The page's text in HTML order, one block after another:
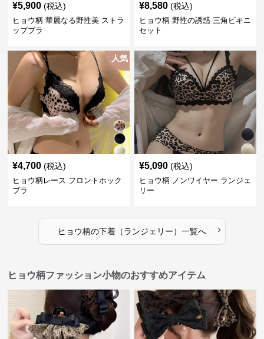
¥5,900 (税込)
ヒョウ柄 華麗なる野性美 ストラ
ップブラ
¥8,580 (税込)
ヒョウ柄 野性の誘惑 三角ビキニ
セット
人気
¥4,700 (税込)
ヒョウ柄レース フロントホック
ブラ
¥5,090 (税込)
ヒョウ柄 ノンワイヤー ランジェ
リー
ヒョウ柄の下着（ランジェリー） 一覧へ ›
ヒョウ柄ファッション小物のおすすめアイテム